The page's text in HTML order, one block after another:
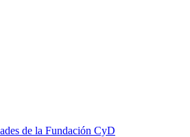
de la Fundación CyD